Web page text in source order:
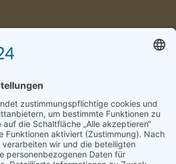
Vertrag widerrufen
Informationen